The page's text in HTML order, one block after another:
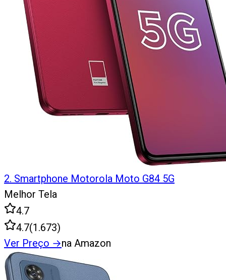
2. Smartphone Motorola Moto G84 5G
Melhor Tela
4.7
4.7(1.673)
Ver Preço →na Amazon